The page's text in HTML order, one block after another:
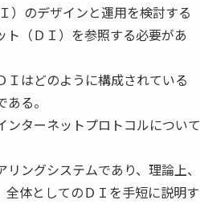
のデザインと運用を検討する
（ＤＩ）を参照する必要があ
はどのように構成されている
る。
ターネットプロトコルについて
ングシステムであり、理論上、
体としてのＤＩを手短に説明す